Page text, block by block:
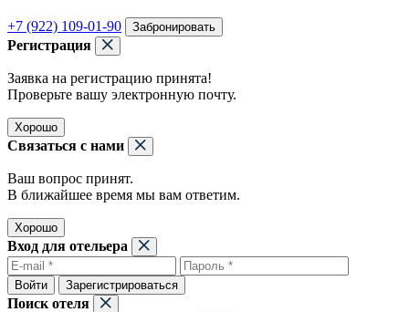
+7 (922) 109-01-90 Забронировать
Регистрация
Заявка на регистрацию принята!
Проверьте вашу электронную почту.
Хорошо
Связаться с нами
Ваш вопрос принят.
В ближайшее время мы вам ответим.
Хорошо
Вход для отельера
Войти Зарегистрироваться
Поиск отеля